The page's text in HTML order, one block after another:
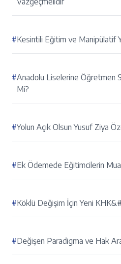
#Kesintili Eğitim ve Manipülatif
#Anadolu Liselerine Öğretmen
Mi?
#Yolun Açık Olsun Yusuf Ziya
#Ek Ödemede Eğitimcilerin
#Köklü Değişim İçin Yeni
#Değişen Paradigma ve Hak